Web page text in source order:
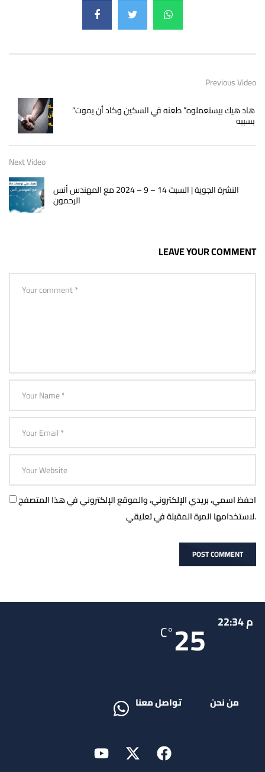
Previous Video
“هاد هيك بيستعملوه” طعنه في السكين وكاد أن يموت
بسببه
Next Video
النشرة الجوية | السبت 14 – 9 – 2024 مع المهندس أنس
الرحمون
LEAVE YOUR COMMENT
احفظ اسمي، بريدي الإلكتروني، والموقع الإلكتروني في هذا المتصفح
لاستخدامها المرة المقبلة في تعليقي.
م 22:34 25
°C
من نحن تواصل معنا